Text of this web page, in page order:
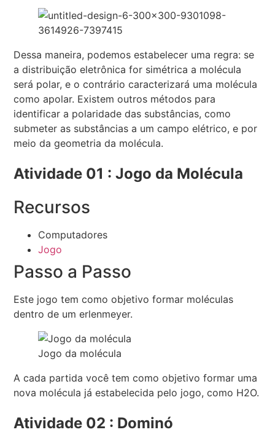
Dessa maneira, podemos estabelecer uma regra: se
a distribuição eletrônica for simétrica a molécula
será polar, e o contrário caracterizará uma molécula
como apolar. Existem outros métodos para
identificar a polaridade das substâncias, como
submeter as substâncias a um campo elétrico, e por
meio da geometria da molécula.
Atividade 01 : Jogo da Molécula
Recursos
Computadores
Jogo
Passo a Passo
Este jogo tem como objetivo formar moléculas
dentro de um erlenmeyer.
Jogo da molécula
A cada partida você tem como objetivo formar uma
nova molécula já estabelecida pelo jogo, como H2O.
Atividade 02 : Dominó